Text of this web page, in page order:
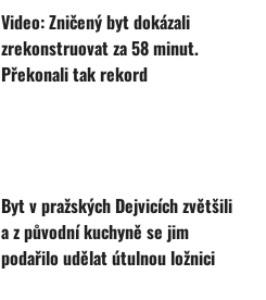
Video: Zničený byt dokázali
zrekonstruovat za 58 minut.
Překonali tak rekord
Byt v pražských Dejvicích zvětšili
a z původní kuchyně se jim
podařilo udělat útulnou ložnici